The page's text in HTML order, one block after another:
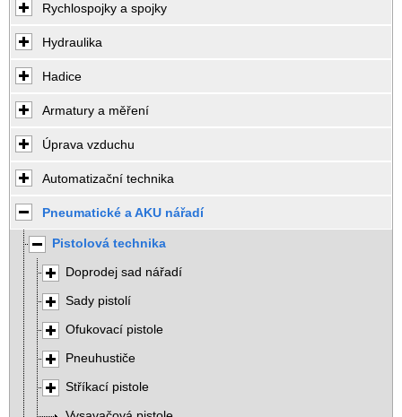
Rychlospojky a spojky
Hydraulika
Hadice
Armatury a měření
Úprava vzduchu
Automatizační technika
Pneumatické a AKU nářadí
Pistolová technika
Doprodej sad nářadí
Sady pistolí
Ofukovací pistole
Pneuhustiče
Stříkací pistole